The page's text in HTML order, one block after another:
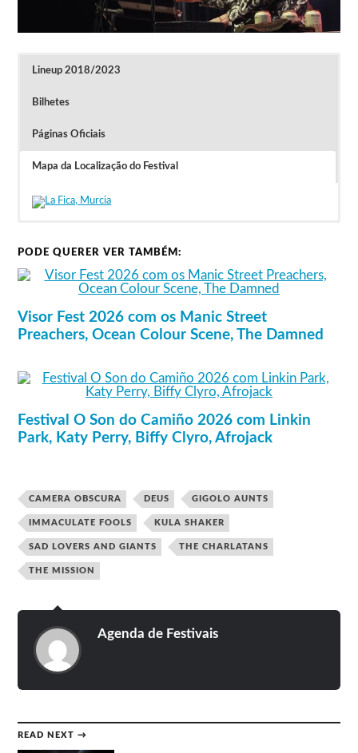
Lineup 2018/2023
Bilhetes
Páginas Oficiais
Mapa da Localização do Festival
Lineup do Visor Fest 2023
Inspiral Carpets
Nada Surf
13 de novembro 14 de novembro
The House of Love
Lightning Seeds
Buffalo Tom
Nada Surf
New Model Army
Surfin’ Bichos
Lineup do Visor Fest 2018
novembro
Saint Etienne, Ash.
Palco DJ’s
Dj Amable, Julio Rodenas Dj (Radio3 -Turbo 3),
Bilbadino DJ, Miqui Puig DJ, Toño + Bryan
Bilhetes Diários custam 55 euros (+ gastos
gastos 5,94€) – 3. fase.
PODE QUERER VER TAMBÉM:
Visor Fest 2026 com os Manic Street
Preachers, Ocean Colour Scene, The Damned
Festival O Son do Camiño 2026 com Linkin
Park, Katy Perry, Biffy Clyro, Afrojack
CAMERA OBSCURA DEUS GIGOLO AUNTS
IMMACULATE FOOLS KULA SHAKER
SAD LOVERS AND GIANTS THE CHARLATANS
THE MISSION
Agenda de Festivais
READ NEXT →